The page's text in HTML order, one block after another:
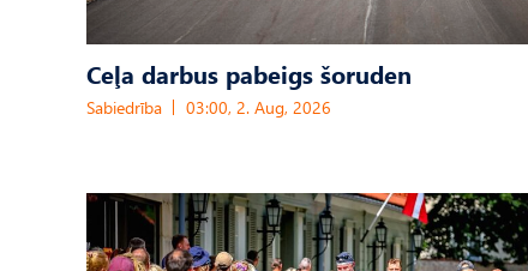
Ceļa darbus pabeigs šoruden
Sabiedrība 03:00, 2. Aug, 2026